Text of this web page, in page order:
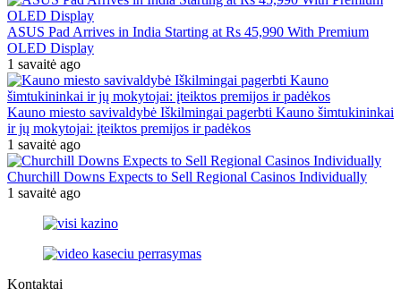
ASUS Pad Arrives in India Starting at Rs 45,990 With Premium
OLED Display
1 savaitė ago
Kauno miesto savivaldybė Iškilmingai pagerbti Kauno šimtukininkai
ir jų mokytojai: įteiktos premijos ir padėkos
1 savaitė ago
Churchill Downs Expects to Sell Regional Casinos Individually
1 savaitė ago
Kontaktai